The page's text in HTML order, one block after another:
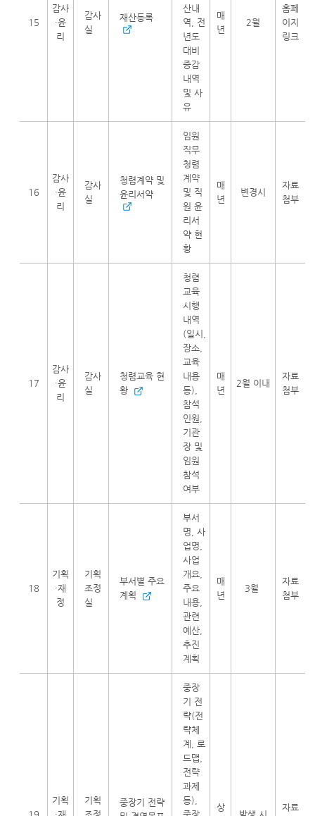
15
감사
·윤
리
감사
실
재산등록
산내
역, 전
년도
대비
증감
내역
및 사
유
매
년
2월
홈페
이지
링크
16
감사
·윤
리
감사
실
청렴계약 및
윤리서약
임원
직무
청렴
계약
및 직
원 윤
리서
약 현
황
매
년
변경시
자료
첨부
17
감사
·윤
리
감사
실
청렴교육 현
황
청렴
교육
시행
내역
(일시,
장소,
교육
내용
등),
참석
인원,
기관
장 및
임원
참석
여부
매
년
2월 이내
자료
첨부
18
기획
·재
정
기획
조정
실
부서별 주요
계획
부서
명, 사
업명,
사업
개요,
주요
내용,
관련
예산,
추진
계획
매
년
3월
자료
첨부
기획
기획
중장기 전략
중장
기 전
략(전
략체
계, 로
드맵,
전략
과제
등),
상 자료